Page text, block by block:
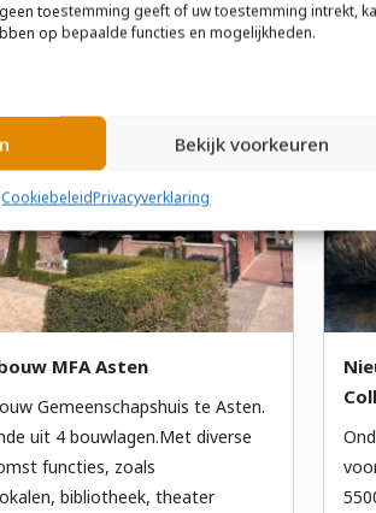
toestemming geeft of uw toestemming intrekt,
op bepaalde functies en mogelijkheden.
Bekijk voorkeuren
CookiebeleidPrivacyverklaring
MFA Asten
Gemeenschapshuis te Asten.
uit 4 bouwlagen.Met diverse
functies, zoals
bibliotheek, theater